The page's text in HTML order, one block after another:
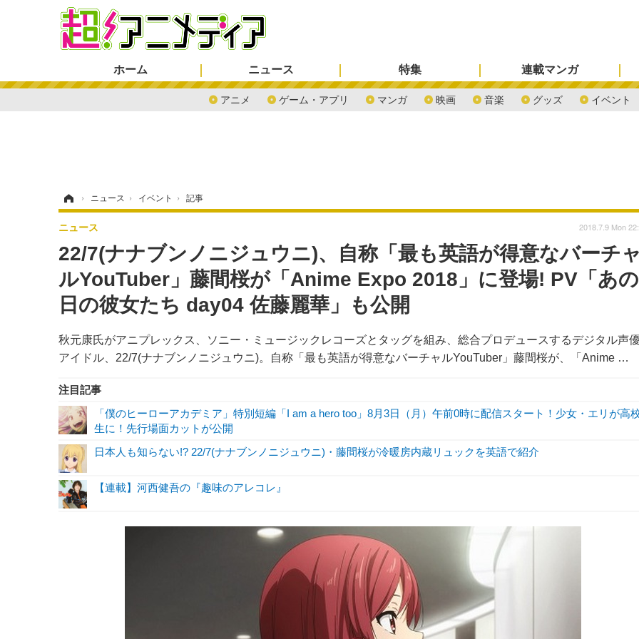
ホーム ニュース
アニメ ゲーム・アプリ マンガ 映画 音楽 グッズ イベント
特集 連載マンガ
› ニュース › イベント › 記事
22/7(ナナブンノニジュウニ)、自称「最も英語が得意なバーチ
ルYouTuber」藤間桜が「Anime Expo 2018」に登場! PV「あの
日の彼女たち day04 佐藤麗華」も公開
秋元康氏がアニプレックス、ソニー・ミュージックレコーズとタッグを組み、総合プロデュースするデジタル声
アイドル、22/7(ナナブンノニジュウニ)。自称「最も英語が得意なバーチャルYouTuber」藤間桜が、「Anime …
ニュース 2018.7.9 Mon
注目記事
「僕のヒーローアカデミア」特別短編「I am a hero too」8月3日（月）午前0時に配信スタート！少女・エリが高
生に！先行場面カットが公開
日本人も知らない!? 22/7(ナナブンノニジュウニ)・藤間桜が冷暖房内蔵リュックを英語で紹介
【連載】河西健吾の『趣味のアレコレ』